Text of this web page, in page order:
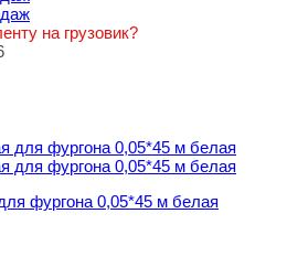
на грузовик?
фургона 0,05*45 м белая
фургона 0,05*45 м белая